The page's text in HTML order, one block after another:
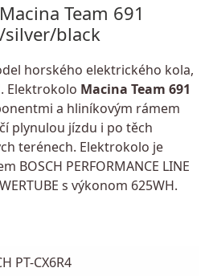
Team 691
black
horského elektrického kola,
Elektrokolo Macina Team 691
a hliníkovým rámem
plynulou jízdu i po těch
terénech. Elektrokolo je
BOSCH PERFORMANCE LINE
s výkonom 625WH.
PT-CX6R4